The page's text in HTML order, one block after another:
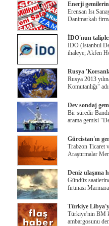
Enerji
Erensan Isı
Danimarkalı
İDO'nun
İDO (İstanbul
ihaleye; Akfen
Rusya
Rusya 2013
Komutanlığı"
Dev sondaj
Bir süredir
arama gemisi
Gürcistan'ın
Trabzon Ticaret
Araştırmalar
Deniz ulaşıma
Gündüz
fırtınası
Türkiye
Türkiye'nin BM
ambargosunu